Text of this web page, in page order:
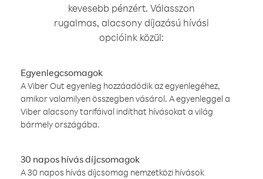
kevesebb pénzért. Válasszon
rugalmas, alacsony díjazású hívási
opcióink közül:
Egyenlegcsomagok
A Viber Out egyenleg hozzáadódik az egyenlegéhez,
amikor valamilyen összegben vásárol. A egyenleggel a
Viber alacsony tarifáival indíthat hívásokat a világ
bármely országába.
30 napos hívás díjcsomagok
A 30 napos hívás díjcsomag nemzetközi hívások